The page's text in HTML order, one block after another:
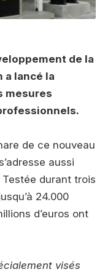
de la
lancé la
mesures
de ce nouveau
aussi
Testée durant trois
24.000
d’euros ont
visés